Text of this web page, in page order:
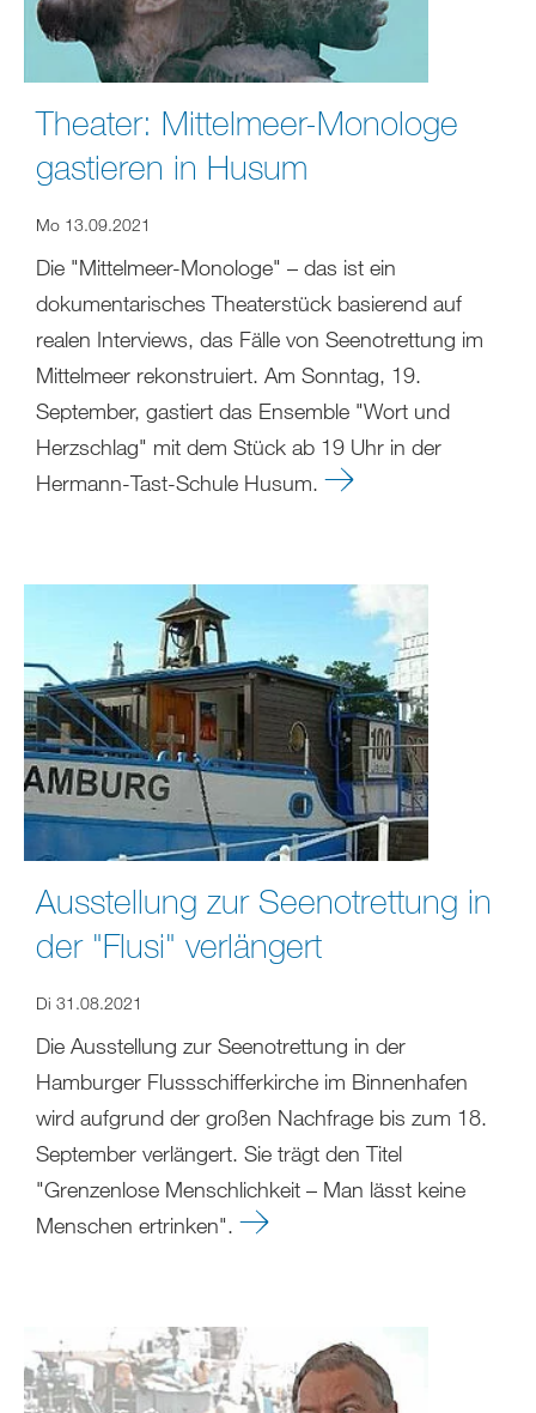
Theater: Mittelmeer-Monologe
gastieren in Husum
Mo 13.09.2021
Die "Mittelmeer-Monologe" – das ist ein
dokumentarisches Theaterstück basierend auf
realen Interviews, das Fälle von Seenotrettung im
Mittelmeer rekonstruiert. Am Sonntag, 19.
September, gastiert das Ensemble "Wort und
Herzschlag" mit dem Stück ab 19 Uhr in der
Hermann-Tast-Schule Husum.
Ausstellung zur Seenotrettung in
der "Flusi" verlängert
Di 31.08.2021
Die Ausstellung zur Seenotrettung in der
Hamburger Flussschifferkirche im Binnenhafen
wird aufgrund der großen Nachfrage bis zum 18.
September verlängert. Sie trägt den Titel
"Grenzenlose Menschlichkeit – Man lässt keine
Menschen ertrinken".